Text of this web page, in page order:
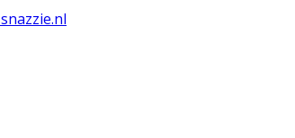
snazzie.nl